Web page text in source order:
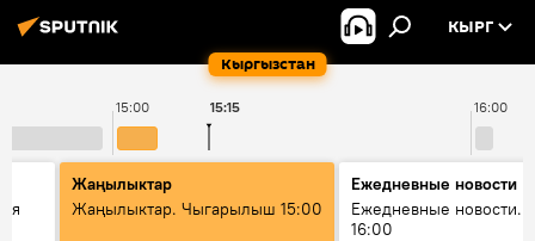
Кыргызстан
КЫРГ
15:00 16:00
15:15
Жаңылыктар
Жаңылыктар. Чыгарылыш 15:00
Ежедневные новости
Ежедневные новости.
16:00